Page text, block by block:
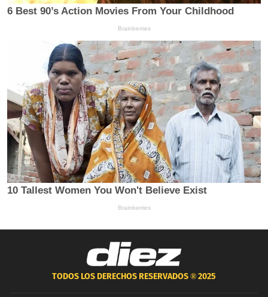
TODOS LOS DERECHOS RESERVADOS ®2025